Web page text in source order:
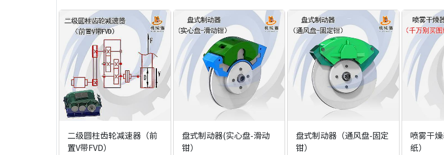
二级圆柱齿轮减速器（前
置V带FVD）
盘式制动器(实心盘-滑动
钳）
盘式制动器（通风盘-固定
钳）
喷雾干
纸）